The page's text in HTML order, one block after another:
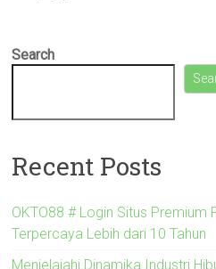
Search
Recent Posts
OKTO88 # Login Situs Premium
Terpercaya Lebih dari 10 Tahun
Menjelajahi Dinamika Industri